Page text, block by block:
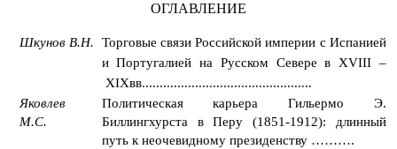
ОГЛАВЛЕНИЕ
Шкунов В.Н.
Торговые связи Российской империи с Испанией
и Португалией на Русском Севере в XVIII –
XIXвв................................................
Яковлев
М.С.
Политическая карьера Гильермо Э.
Биллингхурста в Перу (1851-1912): длинный
путь к неочевидному президенству ……….